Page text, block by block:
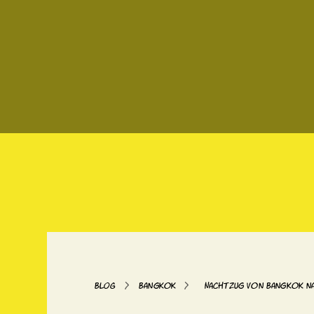
BLOG > Bangkok > Nachtzug von Bangkok